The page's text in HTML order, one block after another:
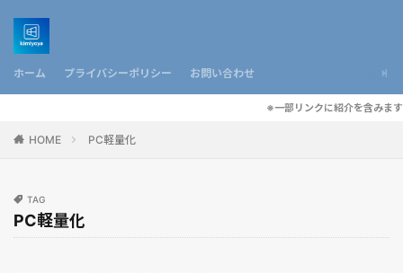
ホーム プライバシーポリシー お問い合わせ
※一部リンクに紹介を含みます
HOME PC軽量化
TAG
PC軽量化